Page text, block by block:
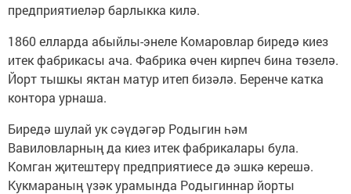
предприятиеләр барлыкка килә.
1860 елларда абыйлы-энеле Комаровлар биредә киез
итек фабрикасы ача. Фабрика өчен кирпеч бина төзелә.
Йорт тышкы яктан матур итеп бизәлә. Беренче катка
контора урнаша.
Биредә шулай ук сәүдәгәр Родыгин һәм
Вавиловларның да киез итек фабрикалары була.
Комган җитештерү предприятиесе дә эшкә керешә.
Кукмараның үзәк урамында Родыгиннар йорты